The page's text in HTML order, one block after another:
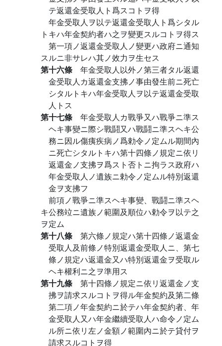
テ返還金受取人ト爲スコトヲ得
年金受取人ヲ以テ返還金受取人ト爲シタル
トキハ年金契約者ハ之ヲ變更スルコトヲ得ス
第一項ノ返還金受取人ノ變更ハ政府ニ通知
スルニ非サレハ其ノ效力ヲ生セス
第十六條 年金受取人以外ノ第三者タル返還
金受取人カ返還金支拂ノ事由發生前ニ死亡
シタルトキハ年金受取人ヲ以テ返還金受取
人トス
第十七條 年金受取人カ戰爭又ハ戰爭ニ準ス
ヘキ事變ニ際シ戰鬪又ハ戰鬪ニ準スヘキ公
務ニ因ル傷痍疾病ノ爲勅令ノ定ムル期間內
ニ死亡シタルトキハ第十四條ノ規定ニ依リ
返還金ノ支拂ヲ爲スト否トニ拘ラス政府ハ
年金受取人ノ遺族ニ勅令ノ定ムル特別返還
金ヲ支拂フ
前項ノ戰爭ニ準スヘキ事變、戰鬪ニ準スヘ
キ公務竝ニ遺族ノ範圍及順位ハ勅令ヲ以テ之
ヲ定ム
第十八條 第六條ノ規定ハ第十四條ノ返還金
受取人及前條ノ特別返還金受取人ニ、第七
條ノ規定ハ返還金又ハ特別返還金ヲ受取ル
ヘキ權利ニ之ヲ準用ス
第十九條 第十四條ノ規定ニ依リ返還金ノ支
拂ヲ請求スルコトヲ得ル年金契約及第二條
第二項ノ年金契約ニ於テハ年金契約者、年
金受取人又ハ年金繼續受取人ハ命令ノ定ム
ル所ニ依リ左ノ金額ノ範圍內ニ於テ貸付ヲ
請求スルコトヲ得